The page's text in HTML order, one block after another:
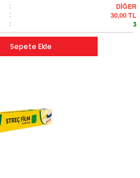
: DİĞER
: 30,00 TL
: 3
Sepete Ekle